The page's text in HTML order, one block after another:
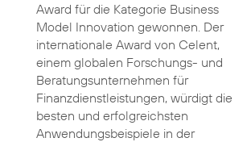
Award für die Kategorie Business
Model Innovation gewonnen. Der
internationale Award von Celent,
einem globalen Forschungs- und
Beratungsunternehmen für
Finanzdienstleistungen, würdigt die
besten und erfolgreichsten
Anwendungsbeispiele in der